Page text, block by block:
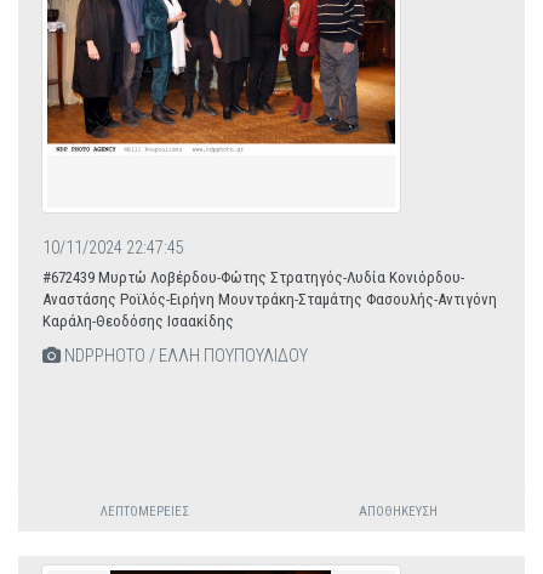
10/11/2024 22:47:45
#672439 Μυρτώ Λοβέρδου-Φώτης Στρατηγός-Λυδία Κονιόρδου-
Αναστάσης Ροϊλός-Ειρήνη Μουντράκη-Σταμάτης Φασουλής-Αντιγόνη
Καράλη-Θεοδόσης Ισαακίδης
NDPPHOTO / ΕΛΛΗ ΠΟΥΠΟΥΛΙΔΟΥ
ΛΕΠΤΟΜΈΡΕΙΕΣ ΑΠΟΘΉΚΕΥΣΗ